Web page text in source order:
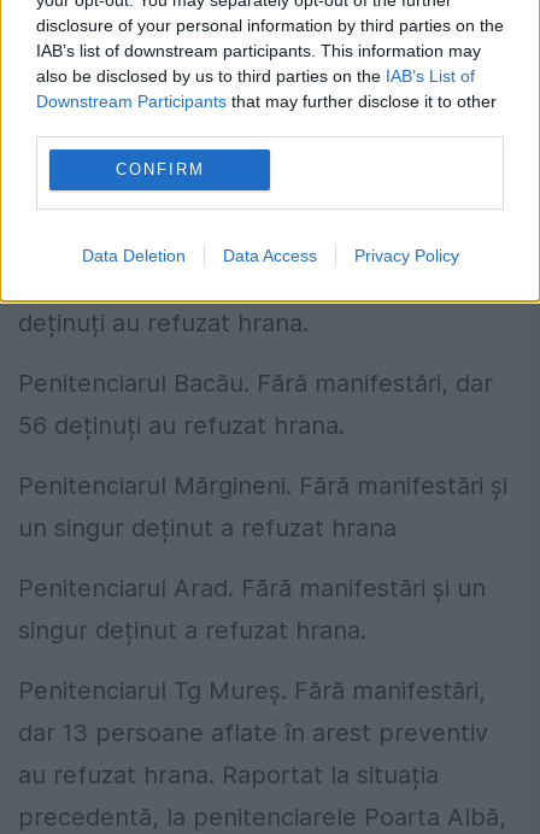
disclosure of your personal information by third parties on the
IAB’s list of downstream participants. This information may
also be disclosed by us to third parties on the IAB’s List of
Downstream Participants that may further disclose it to other
CONFIRM
Data Deletion Data Access Privacy Policy
hrana.
Penitenciarul Tulcea. Nu sunt manifestări,
dar 180 deținuți au refuzat hrana.
Penitenciarul Bistrița. Nu sunt manifestări,
deținuți au refuzat hrana.
Penitenciarul Bacău. Fără manifestări, dar
56 deținuți au refuzat hrana.
Penitenciarul Mărgineni. Fără manifestări și
un singur deținut a refuzat hrana
Penitenciarul Arad. Fără manifestări și un
singur deținut a refuzat hrana.
Penitenciarul Tg Mureș. Fără manifestări,
dar 13 persoane aflate în arest preventiv
au refuzat hrana. Raportat la situația
precedentă, la penitenciarele Poarta Albă,